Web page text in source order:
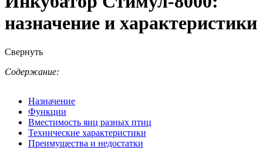
назначение и характеристики
Свернуть
Содержание:
Назначение
Функции
Вместимость яиц разных птиц
Технические характеристики
Преимущества и недостатки